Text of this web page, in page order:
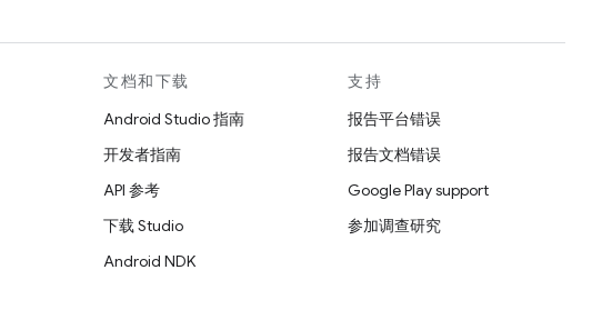
文档和下载
Android Studio 指南
开发者指南
API 参考
下载 Studio
Android NDK
支持
报告平台错误
报告文档错误
Google Play support
参加调查研究